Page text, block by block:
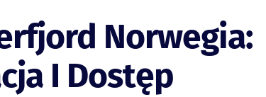
Norwegia:
I Dostęp